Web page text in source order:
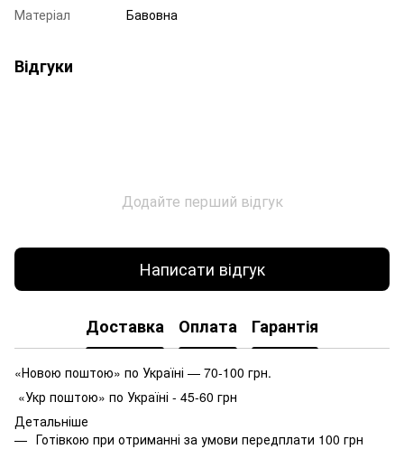
Матеріал
Бавовна
Відгуки
Додайте перший відгук
Написати відгук
Доставка Оплата Гарантія
«Новою поштою» по Україні — 70-100 грн.
«Укр поштою» по Україні - 45-60 грн
Детальніше
Готівкою при отриманні за умови передплати 100 грн